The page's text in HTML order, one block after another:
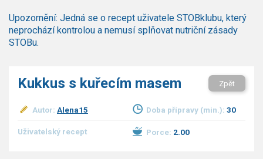
Polévky
Studená kuchyně
hovězí, telecí
vnitřnosti
Upozornění: Jedná se o recept uživatele STOBklubu, který
neprochází kontrolou a nemusí splňovat nutriční zásady
STOBu.
Kukkus s kuřecím masem Zpět
Autor: Alena15 Doba přípravy (min.): 30
Uživatelský recept Porce: 2.00